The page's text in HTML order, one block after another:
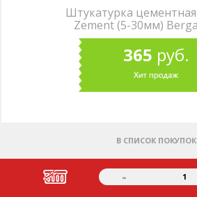
Штукатурка
Zement (5-30мм)
365 руб.
В СПИСОК ПОКУПОК
- 1